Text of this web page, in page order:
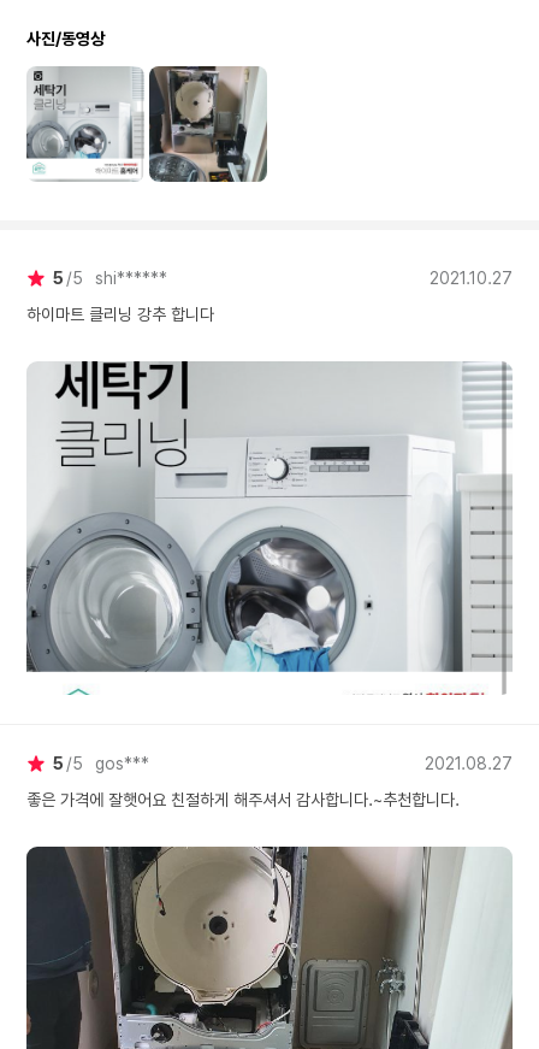
사진/동영상
5 5 shi******
2021.10.27
하이마트 클리닝 강추 합니다
5 5 gos***
2021.08.27
좋은 가격에 잘햇어요 친절하게 해주셔서 감사합니다.~추천합니다.